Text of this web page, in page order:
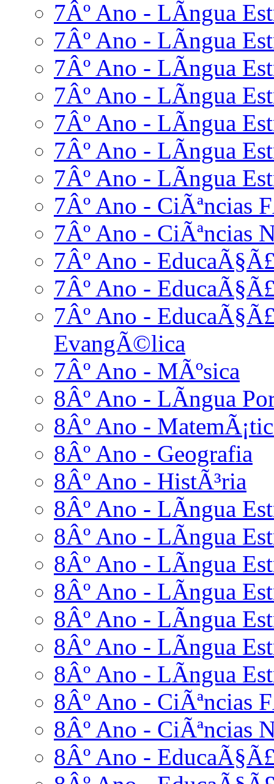
7Âº Ano - LÃ­ngua
7Âº Ano - LÃ­ngua
7Âº Ano - LÃ­ngua
7Âº Ano - LÃ­ngua
7Âº Ano - LÃ­ngua
7Âº Ano - LÃ­ngua
7Âº Ano - LÃ­ngua
7Âº Ano - CiÃªncias
7Âº Ano - CiÃªncias
7Âº Ano -
7Âº Ano -
7Âº Ano -
EvangÃ©lica
7Âº Ano - MÃºsica
8Âº Ano - LÃ­ngua
8Âº Ano -
8Âº Ano - Geografia
8Âº Ano - HistÃ³ria
8Âº Ano - LÃ­ngua
8Âº Ano - LÃ­ngua
8Âº Ano - LÃ­ngua
8Âº Ano - LÃ­ngua
8Âº Ano - LÃ­ngua
8Âº Ano - LÃ­ngua
8Âº Ano - LÃ­ngua
8Âº Ano - CiÃªncias
8Âº Ano - CiÃªncias
8Âº Ano -